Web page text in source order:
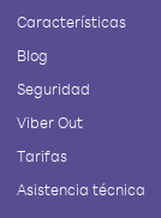
Características
Blog
Seguridad
Viber Out
Tarifas
Asistencia técnica